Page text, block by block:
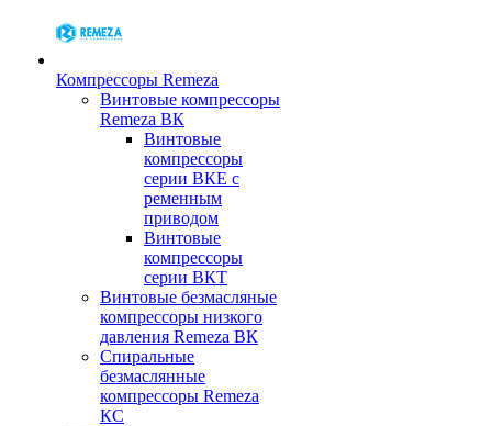
Компрессоры Remeza
Винтовые компрессоры
Remeza ВК
Винтовые
компрессоры
серии ВКЕ с
ременным
приводом
Винтовые
компрессоры
серии ВКТ
Винтовые безмасляные
компрессоры низкого
давления Remeza ВК
Спиральные
безмаслянные
компрессоры Remeza
КС